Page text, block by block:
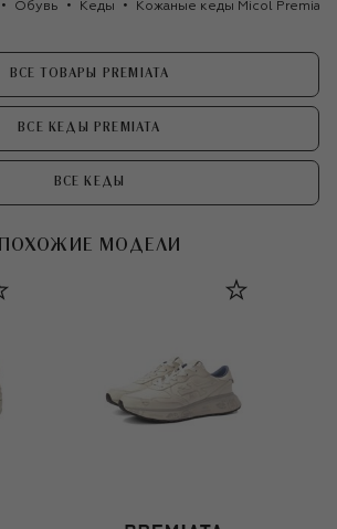
Обувь Кеды Кожаные кеды Micol Premiata
ВСЕ ТОВАРЫ PREMIATA
ВСЕ КЕДЫ PREMIATA
ВСЕ КЕДЫ
ПОХОЖИЕ МОДЕЛИ